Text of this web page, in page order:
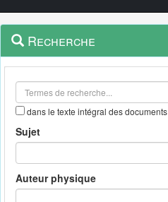
Navigation
outils
Menu
contextuel
Recherche
dans le texte intégral des documents
Sujet
Auteur physique